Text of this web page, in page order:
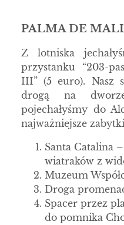
PALMA DE
Z lotniska
przystanku “203-
III” (5 euro). Nasz
drogą na
pojechałyśmy do
najważniejsze
Santa Catalina
wiatraków z
Muzeum
Droga
Spacer przez
do pomnika